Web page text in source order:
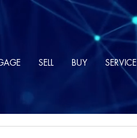
SELL BUY SERVICE